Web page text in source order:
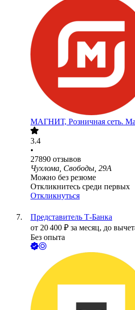
МАГНИТ, Розничная сеть.
3.4
•
27890 отзывов
Чухлома, Свободы, 29А
Можно без резюме
Откликнитесь среди первых
Откликнуться
Представитель Т-Банка
от 20 400 ₽ за месяц, до
Без опыта